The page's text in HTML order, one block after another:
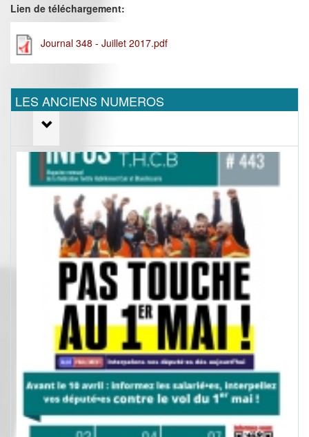
Lien de téléchargement:
Journal 348 - Juillet 2017.pdf
LES ANCIENS NUMEROS